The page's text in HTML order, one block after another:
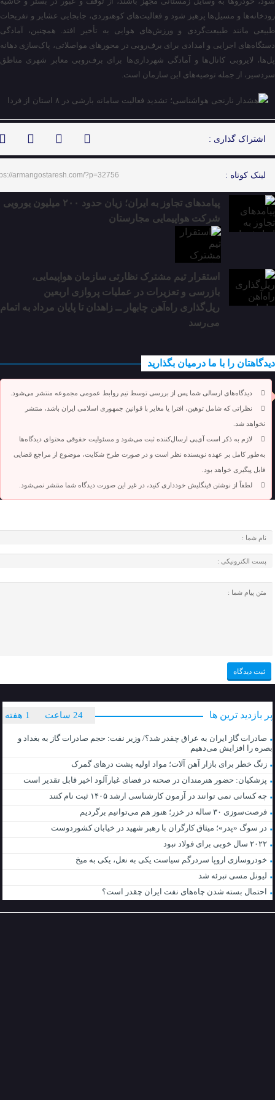
رودخانه‌ها و مسیل‌ها پرهیز شود و فعالیت‌های کوهنوردی، جابجایی عشایر و تفریحات
طبیعی مانند طبیعت‌گردی و ورزش‌های هوایی به تأخیر افتد. همچنین، آمادگی
دستگاه‌های اجرایی و امدادی برای برف‌روبی در محورهای مواصلاتی، پاک‌سازی دهانه
پل‌ها، لایروبی کانال‌ها و آمادگی شهرداری‌ها برای برف‌روبی معابر شهری مناطق
سردسیر، از جمله توصیه‌های این سازمان است.
اشتراک گذاری :
لینک کوتاه : armangostaresh.com/?p=32756
پیامدهای تجاوز به ایران؛ زیان حدود ۲۰۰ میلیون یورویی
شرکت هواپیمایی مجارستان
استقرار تیم مشترک نظارتی سازمان هواپیمایی،
بازرسی و تعزیرات در عملیات پروازی اربعین
ریل‌گذاری راه‌آهن چابهار ــ زاهدان تا پایان مرداد به اتمام
می‌رسد
دیدگاهتان را با ما درمیان بگذارید
دیدگاه‌های ارسالی شما پس از بررسی توسط تیم روابط عمومی مجموعه منتشر می‌شود.
نظراتی که شامل توهین، افترا یا مغایر با قوانین جمهوری اسلامی ایران باشد، منتشر
نخواهد شد.
لازم به ذکر است آی‌پی ارسال‌کننده ثبت می‌شود و مسئولیت حقوقی محتوای دیدگاه‌ها
به‌طور کامل بر عهده نویسنده نظر است و در صورت طرح شکایت، موضوع از مراجع قضایی
قابل پیگیری خواهد بود.
لطفاً از نوشتن فینگلیش خودداری کنید، در غیر این صورت دیدگاه شما منتشر نمی‌شود.
پر بازدید ترین ها 1 هفته 24 ساعت
صادرات گاز ایران به عراق چقدر شد؟/ وزیر نفت: حجم صادرات گاز به بغداد و
بصره را افزایش می‌دهیم
زنگ خطر برای بازار آهن آلات؛ مواد اولیه پشت درهای گمرک
پزشکیان: حضور هنرمندان در صحنه در فضای غبارآلود اخیر قابل تقدیر است
چه کسانی نمی توانند در آزمون کارشناسی ارشد ۱۴۰۵ ثبت نام کنند
فرصت‌سوزی ۳۰ ساله در خزر؛ هنوز هم می‌توانیم برگردیم
در سوگ «پدر»؛ میثاق کارگران با رهبر شهید در خیابان کشوردوست
۲۰۲۲ سال خوبی برای فولاد نبود
خودروسازی اروپا سردرگم سیاست یکی به نعل، یکی به میخ
لیونل مسی تبرئه شد
احتمال بسته شدن چاه‌های نفت ایران چقدر است؟